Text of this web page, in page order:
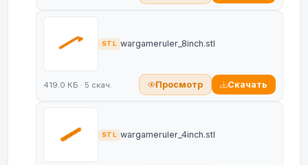
STL wargameruler_8inch.stl
419.0 КБ · 5 скач. Просмотр Скачать
STL wargameruler_4inch.stl